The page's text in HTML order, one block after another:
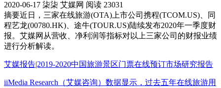
2020-06-17 柒柒 艾媒网 阅读 23031
摘要近日，三家在线旅游(OTA)上市公司携程(TCOM.US)、同
程艺龙(00780.HK)、途牛(TOUR.US)陆续发布2020年一季度财
报。艾媒网从营收、净利润等指标对以上三家公司的财报业绩
进行分析解读。
艾媒报告|2019-2020中国旅游景区门票在线预订市场研究报告
iiMedia Research（艾媒咨询）数据显示，过去五年在线旅游用